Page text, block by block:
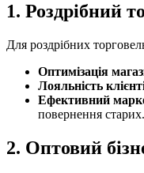
1. Роздрібний
Для роздрібних
Оптимізація
Лояльність
Ефективний
повернення старих.
2. Оптовий